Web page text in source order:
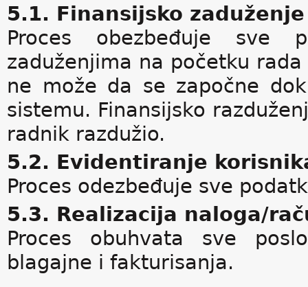
5.1. Finansijsko
Proces obezbeđuje sve
zaduženjima na početku
ne može da se započne
sistemu. Finansijsko
radnik razdužio.
5.2. Evidentiranje
Proces odezbeđuje sve
5.3. Realizacija naloga/
Proces obuhvata sve
blagajne i fakturisanja.